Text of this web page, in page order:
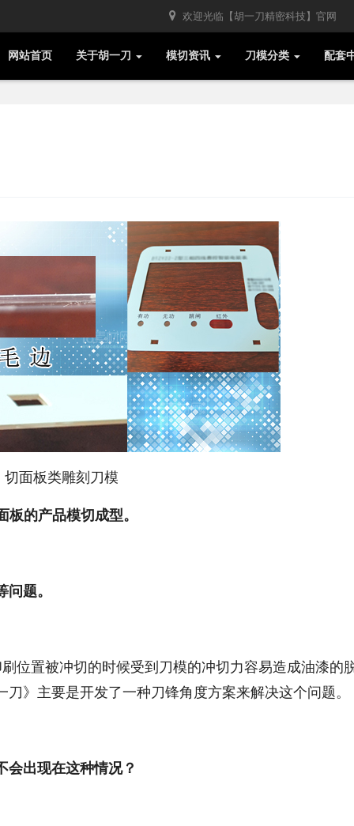
欢迎光临【胡一刀精密科技】官网
网站首页 关于胡一刀 模切资讯 刀模分类 配套
切面板类雕刻刀模
的产品模切成型。
题。
位置被冲切的时候受到刀模的冲切力容易造成油漆的
》主要是开发了一种刀锋角度方案来解决这个问题。
会出现在这种情况？